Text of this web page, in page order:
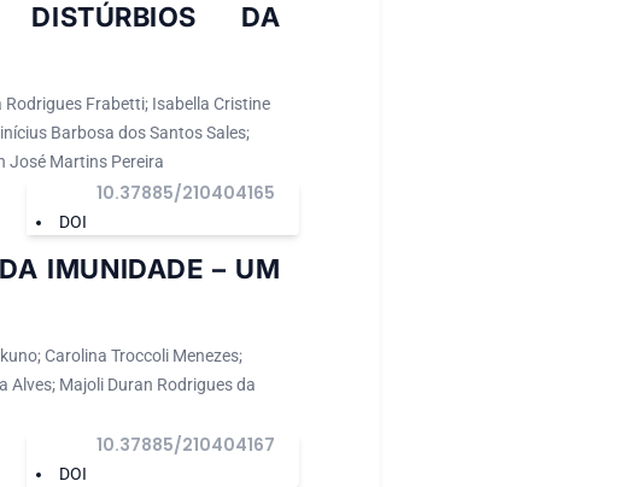
DISTÚRBIOS DA
Frabetti; Isabella Cristine
Barbosa dos Santos Sales;
José Martins Pereira
DOI
10.37885/210404165
IMUNIDADE – UM
Carolina Troccoli Menezes;
Alves; Majoli Duran Rodrigues da
DOI
10.37885/210404167